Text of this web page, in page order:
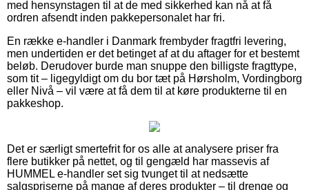
med hensynstagen til at de med sikkerhed kan nå at få
ordren afsendt inden pakkepersonalet har fri.
En række e-handler i Danmark frembyder fragtfri levering,
men undertiden er det betinget af at du aftager for et bestemt
beløb. Derudover burde man snuppe den billigste fragttype,
som tit – ligegyldigt om du bor tæt på Hørsholm, Vordingborg
eller Nivå – vil være at få dem til at køre produkterne til en
pakkeshop.
Det er særligt smertefrit for os alle at analysere priser fra
flere butikker på nettet, og til gengæld har massevis af
HUMMEL e-handler set sig tvunget til at nedsætte
salgspriserne på mange af deres produkter – til drenge og